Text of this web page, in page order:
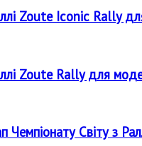
Zoute Iconic Rally
Zoute Rally для
Світу з